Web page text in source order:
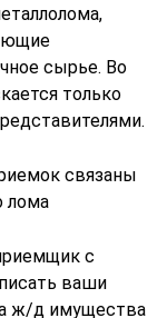
сырье. Во
только
связаны
лома
с
ваши
ж/д имущества